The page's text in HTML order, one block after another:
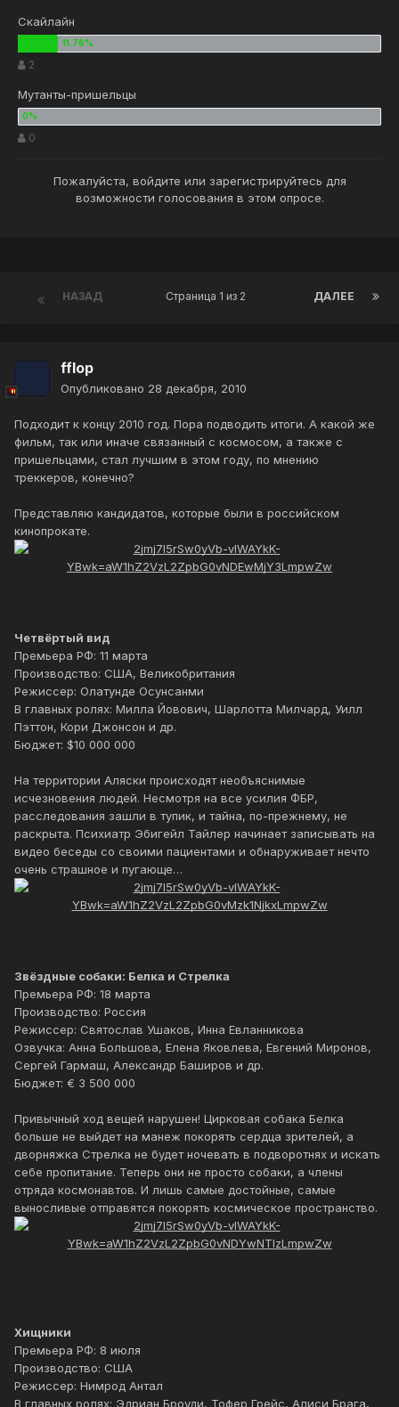
Скайлайн
2
Мутанты-пришельцы
0
Пожалуйста, войдите или зарегистрируйтесь для
возможности голосования в этом опросе.
НАЗАД ДАЛЕЕ
Страница 1 из 2
fflop
Опубликовано 28 декабря, 2010
Подходит к концу 2010 год. Пора подводить итоги. А какой же
фильм, так или иначе связанный с космосом, а также с
пришельцами, стал лучшим в этом году, по мнению
треккеров, конечно?
Представляю кандидатов, которые были в российском
кинопрокате.
Четвёртый вид
Премьера РФ: 11 марта
Производство: США, Великобритания
Режиссер: Олатунде Осунсанми
В главных ролях: Милла Йовович, Шарлотта Милчард, Уилл
Пэттон, Кори Джонсон и др.
Бюджет: $10 000 000
На территории Аляски происходят необъяснимые
исчезновения людей. Несмотря на все усилия ФБР,
расследования зашли в тупик, и тайна, по-прежнему, не
раскрыта. Психиатр Эбигейл Тайлер начинает записывать на
видео беседы со своими пациентами и обнаруживает нечто
очень страшное и пугающе…
Звёздные собаки: Белка и Стрелка
Премьера РФ: 18 марта
Производство: Россия
Режиссер: Святослав Ушаков, Инна Евланникова
Озвучка: Анна Большова, Елена Яковлева, Евгений Миронов,
Сергей Гармаш, Александр Баширов и др.
Бюджет: € 3 500 000
Привычный ход вещей нарушен! Цирковая собака Белка
больше не выйдет на манеж покорять сердца зрителей, а
дворняжка Стрелка не будет ночевать в подворотнях и искать
себе пропитание. Теперь они не просто собаки, а члены
отряда космонавтов. И лишь самые достойные, самые
выносливые отправятся покорять космическое пространство.
Хищники
Премьера РФ: 8 июля
Производство: США
Режиссер: Нимрод Антал
В главных ролях: Эдриан Броуди, Тофер Грейс, Алиси Брага,